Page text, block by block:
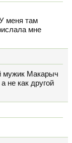
меня там
мне
мужик Макарыч
не как другой